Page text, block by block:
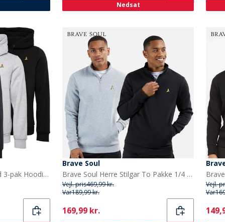
Nedsat
Brave Soul Herre Howard 3-pak Hoodies Sort/Grå/Blå
Brave Soul
Brave Soul Herre Stilgar To Pakke 1/4 Lynlås Sweatshirts Sort/Grå
Vejl. pris469,99 kr.
Var189,99 kr.
Current
169,99 kr.
Vejl.
Var